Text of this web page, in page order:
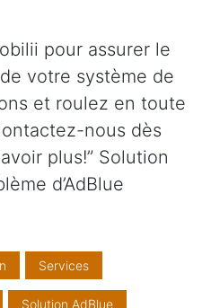
pour assurer le
votre système de
et roulez en toute
nous dès
plus!” Solution
d’AdBlue
Services
Solution AdBlue